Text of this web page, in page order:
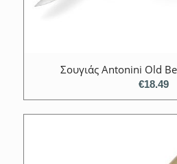
Σουγιάς Antonini Old
€18.49